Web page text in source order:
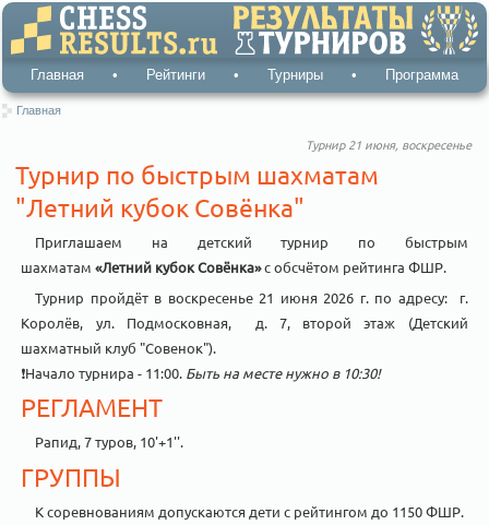
Главная • Рейтинги • Турниры • Программа
Главная
Турнир 21 июня, воскресенье
Турнир по быстрым шахматам
"Летний кубок Совёнка"
Приглашаем на детский турнир по быстрым
шахматам«Летний кубок Совёнка»с обсчётом рейтинга ФШР.
Турнир пройдёт в воскресенье 21 июня 2026 г. по адресу: г.
Королёв, ул. Подмосковная, д. 7, второй этаж (Детский
шахматный клуб "Совенок").
❗️Начало турнира - 11:00. Быть на месте нужно в 10:30!
РЕГЛАМЕНТ
Рапид, 7 туров, 10'+1''.
ГРУППЫ
К соревнованиям допускаются дети с рейтингом до 1150 ФШР.